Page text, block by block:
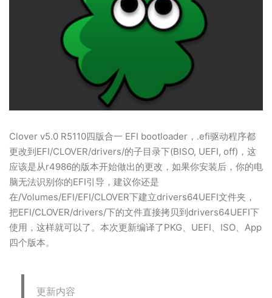
Clover v5.0 R5110四版合一 EFI bootloader，.efi驱动程序都
更改到EFI/CLOVER/drivers/的子目录下(BISO, UEFI, off)，这
应该是从r4986的版本开始做出的更改，如果你安装后，你的电
脑无法识别你的EFI引导，建议你还是
在/Volumes/EFI/EFI/CLOVER下建立drivers64UEFI文件夹，
把EFI/CLOVER/drivers/下的文件直接拷贝到drivers64UEFI下
使用，这样就可以了。本次更新编译了PKG、UEFI、ISO、App
四个版本。
更新内容